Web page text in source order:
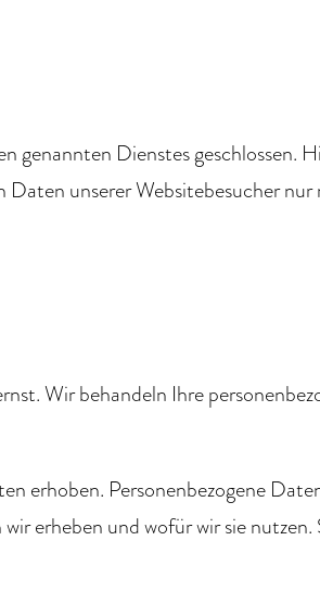
Dienstes geschlossen.
unserer Websitebesucher
Wir behandeln Ihre
erhoben. Personenbezogene
erheben und wofür wir sie